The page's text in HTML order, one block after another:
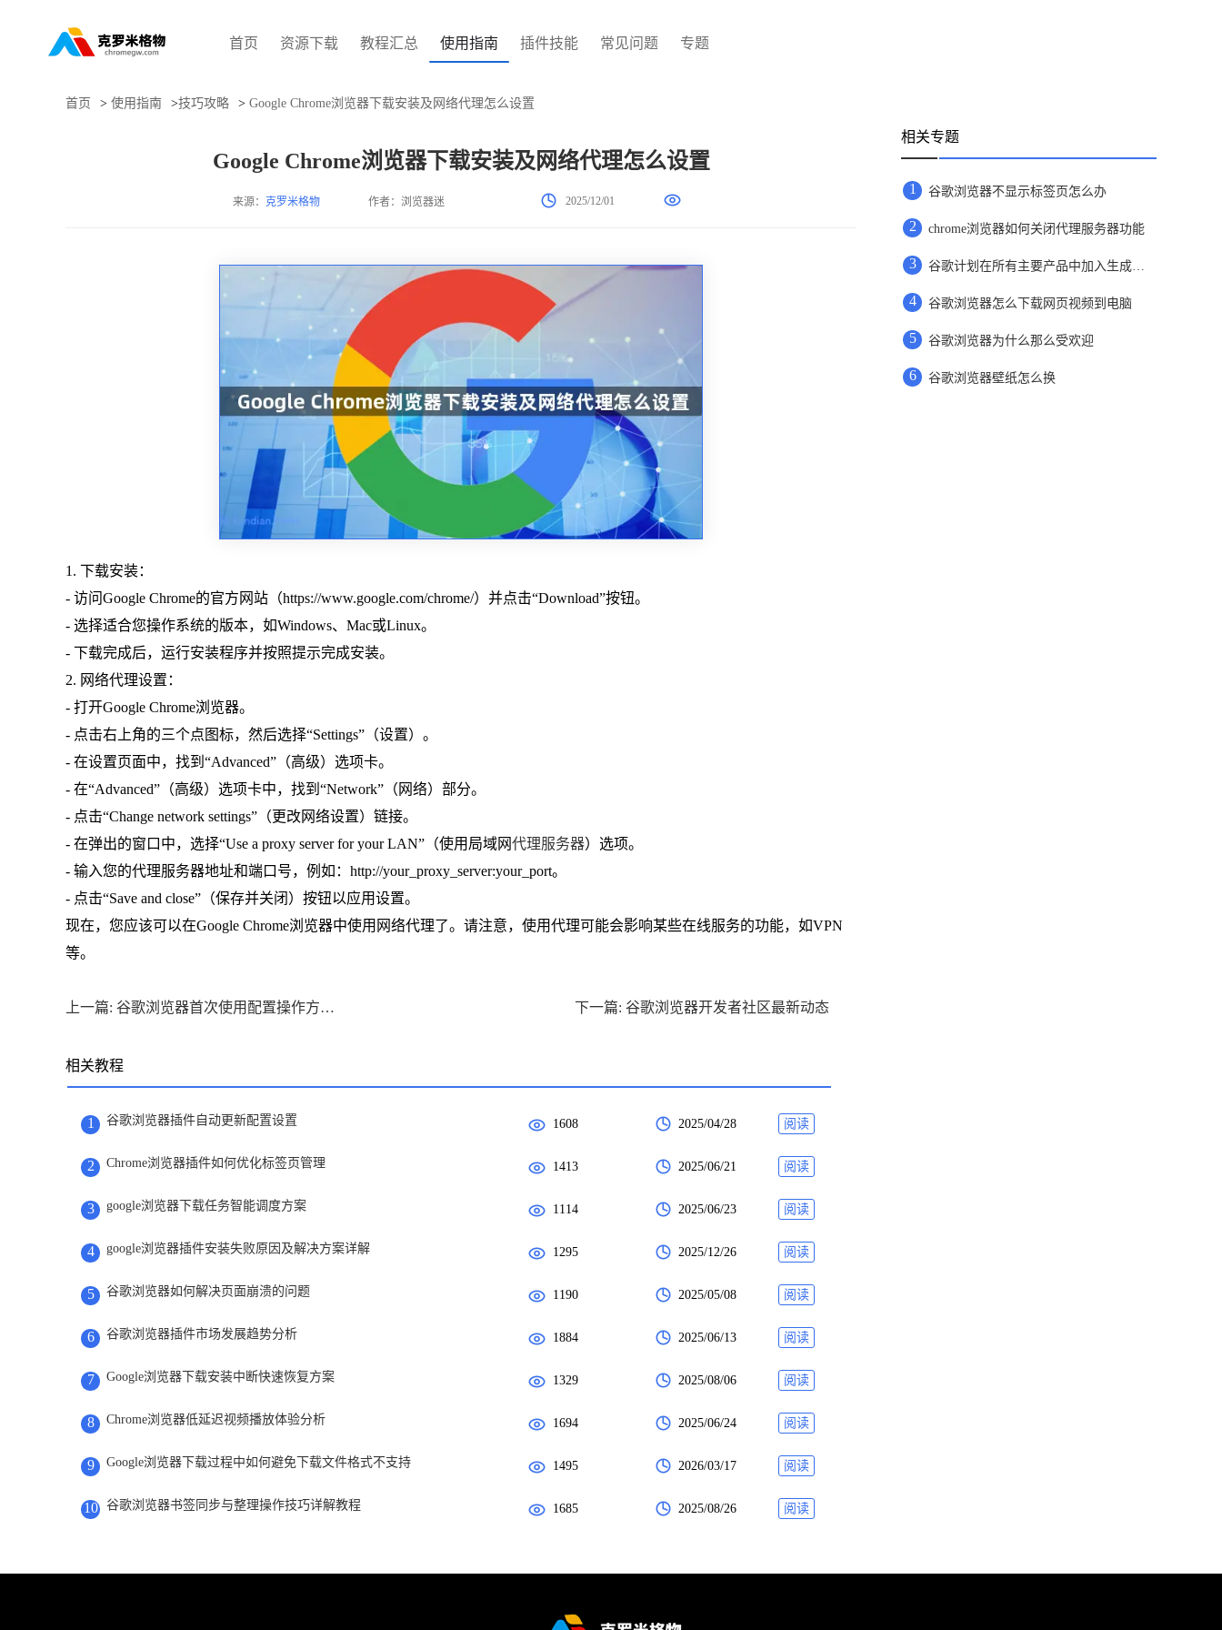
首页 资源下载 教程汇总 使用指南 插件技能 常见问题 专题
首页 > 使用指南 >技巧攻略 > Google Chrome浏览器下载安装及网络代理怎么设置
Google Chrome浏览器下载安装及网络代理怎么设置
来源： 克罗米格物 作者：浏览器迷 2025/12/01
1. 下载安装：
- 访问Google Chrome的官方网站（https://www.google.com/chrome/）并点击“Download”按钮。
- 选择适合您操作系统的版本，如Windows、Mac或Linux。
- 下载完成后，运行安装程序并按照提示完成安装。
2. 网络代理设置：
- 打开Google Chrome浏览器。
- 点击右上角的三个点图标，然后选择“Settings”（设置）。
- 在设置页面中，找到“Advanced”（高级）选项卡。
- 在“Advanced”（高级）选项卡中，找到“Network”（网络）部分。
- 点击“Change network settings”（更改网络设置）链接。
- 在弹出的窗口中，选择“Use a proxy server for your LAN”（使用局域网代理服务器）选项。
- 输入您的代理服务器地址和端口号，例如：http://your_proxy_server:your_port。
- 点击“Save and close”（保存并关闭）按钮以应用设置。
现在，您应该可以在Google Chrome浏览器中使用网络代理了。请注意，使用代理可能会影响某些在线服务的功能，如VPN
等。
上一篇: 谷歌浏览器首次使用配置操作方法教程 下一篇: 谷歌浏览器开发者社区最新动态
相关教程
1 谷歌浏览器插件自动更新配置设置 1608 2025/04/28 阅读
2 Chrome浏览器插件如何优化标签页管理 1413 2025/06/21 阅读
3 google浏览器下载任务智能调度方案 1114 2025/06/23 阅读
4 google浏览器插件安装失败原因及解决方案详解 1295 2025/12/26 阅读
5 谷歌浏览器如何解决页面崩溃的问题 1190 2025/05/08 阅读
6 谷歌浏览器插件市场发展趋势分析 1884 2025/06/13 阅读
7 Google浏览器下载安装中断快速恢复方案 1329 2025/08/06 阅读
8 Chrome浏览器低延迟视频播放体验分析 1694 2025/06/24 阅读
9 Google浏览器下载过程中如何避免下载文件格式不支持 1495 2026/03/17 阅读
10 谷歌浏览器书签同步与整理操作技巧详解教程 1685 2025/08/26 阅读
相关专题
1 谷歌浏览器不显示标签页怎么办
2 chrome浏览器如何关闭代理服务器功能
3 谷歌计划在所有主要产品中加入生成式人工智能技术
4 谷歌浏览器怎么下载网页视频到电脑
5 谷歌浏览器为什么那么受欢迎
6 谷歌浏览器壁纸怎么换